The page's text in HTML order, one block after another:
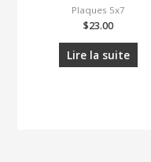
Plaques 5x7
$23.00
Lire la suite